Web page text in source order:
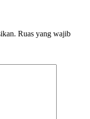
Ruas yang wajib